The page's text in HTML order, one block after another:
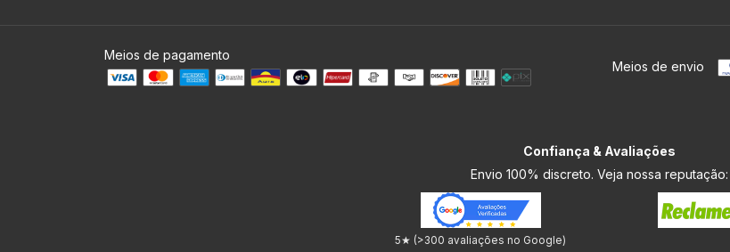
Meios de pagamento
Meios de envio
Confiança & Avaliações
Envio 100% discreto. Veja nossa reputação:
5★ (>300 avaliações no Google)